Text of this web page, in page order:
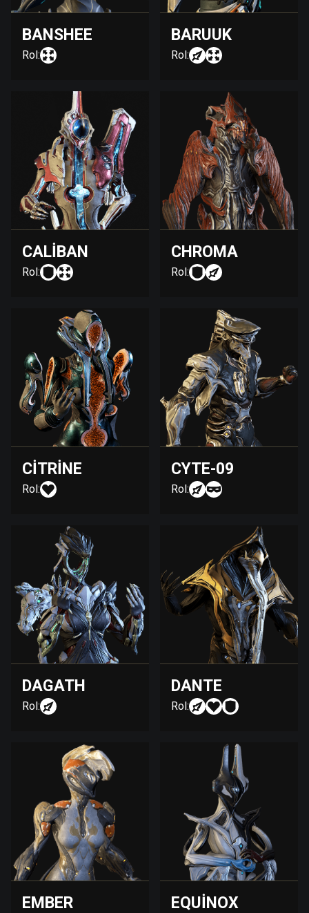
BANSHEE
Rol:
BARUUK
Rol:
CALIBAN
Rol:
CHROMA
Rol:
CITRINE
Rol:
CYTE-09
Rol:
DAGATH
Rol:
DANTE
Rol:
EMBER EQUINOX